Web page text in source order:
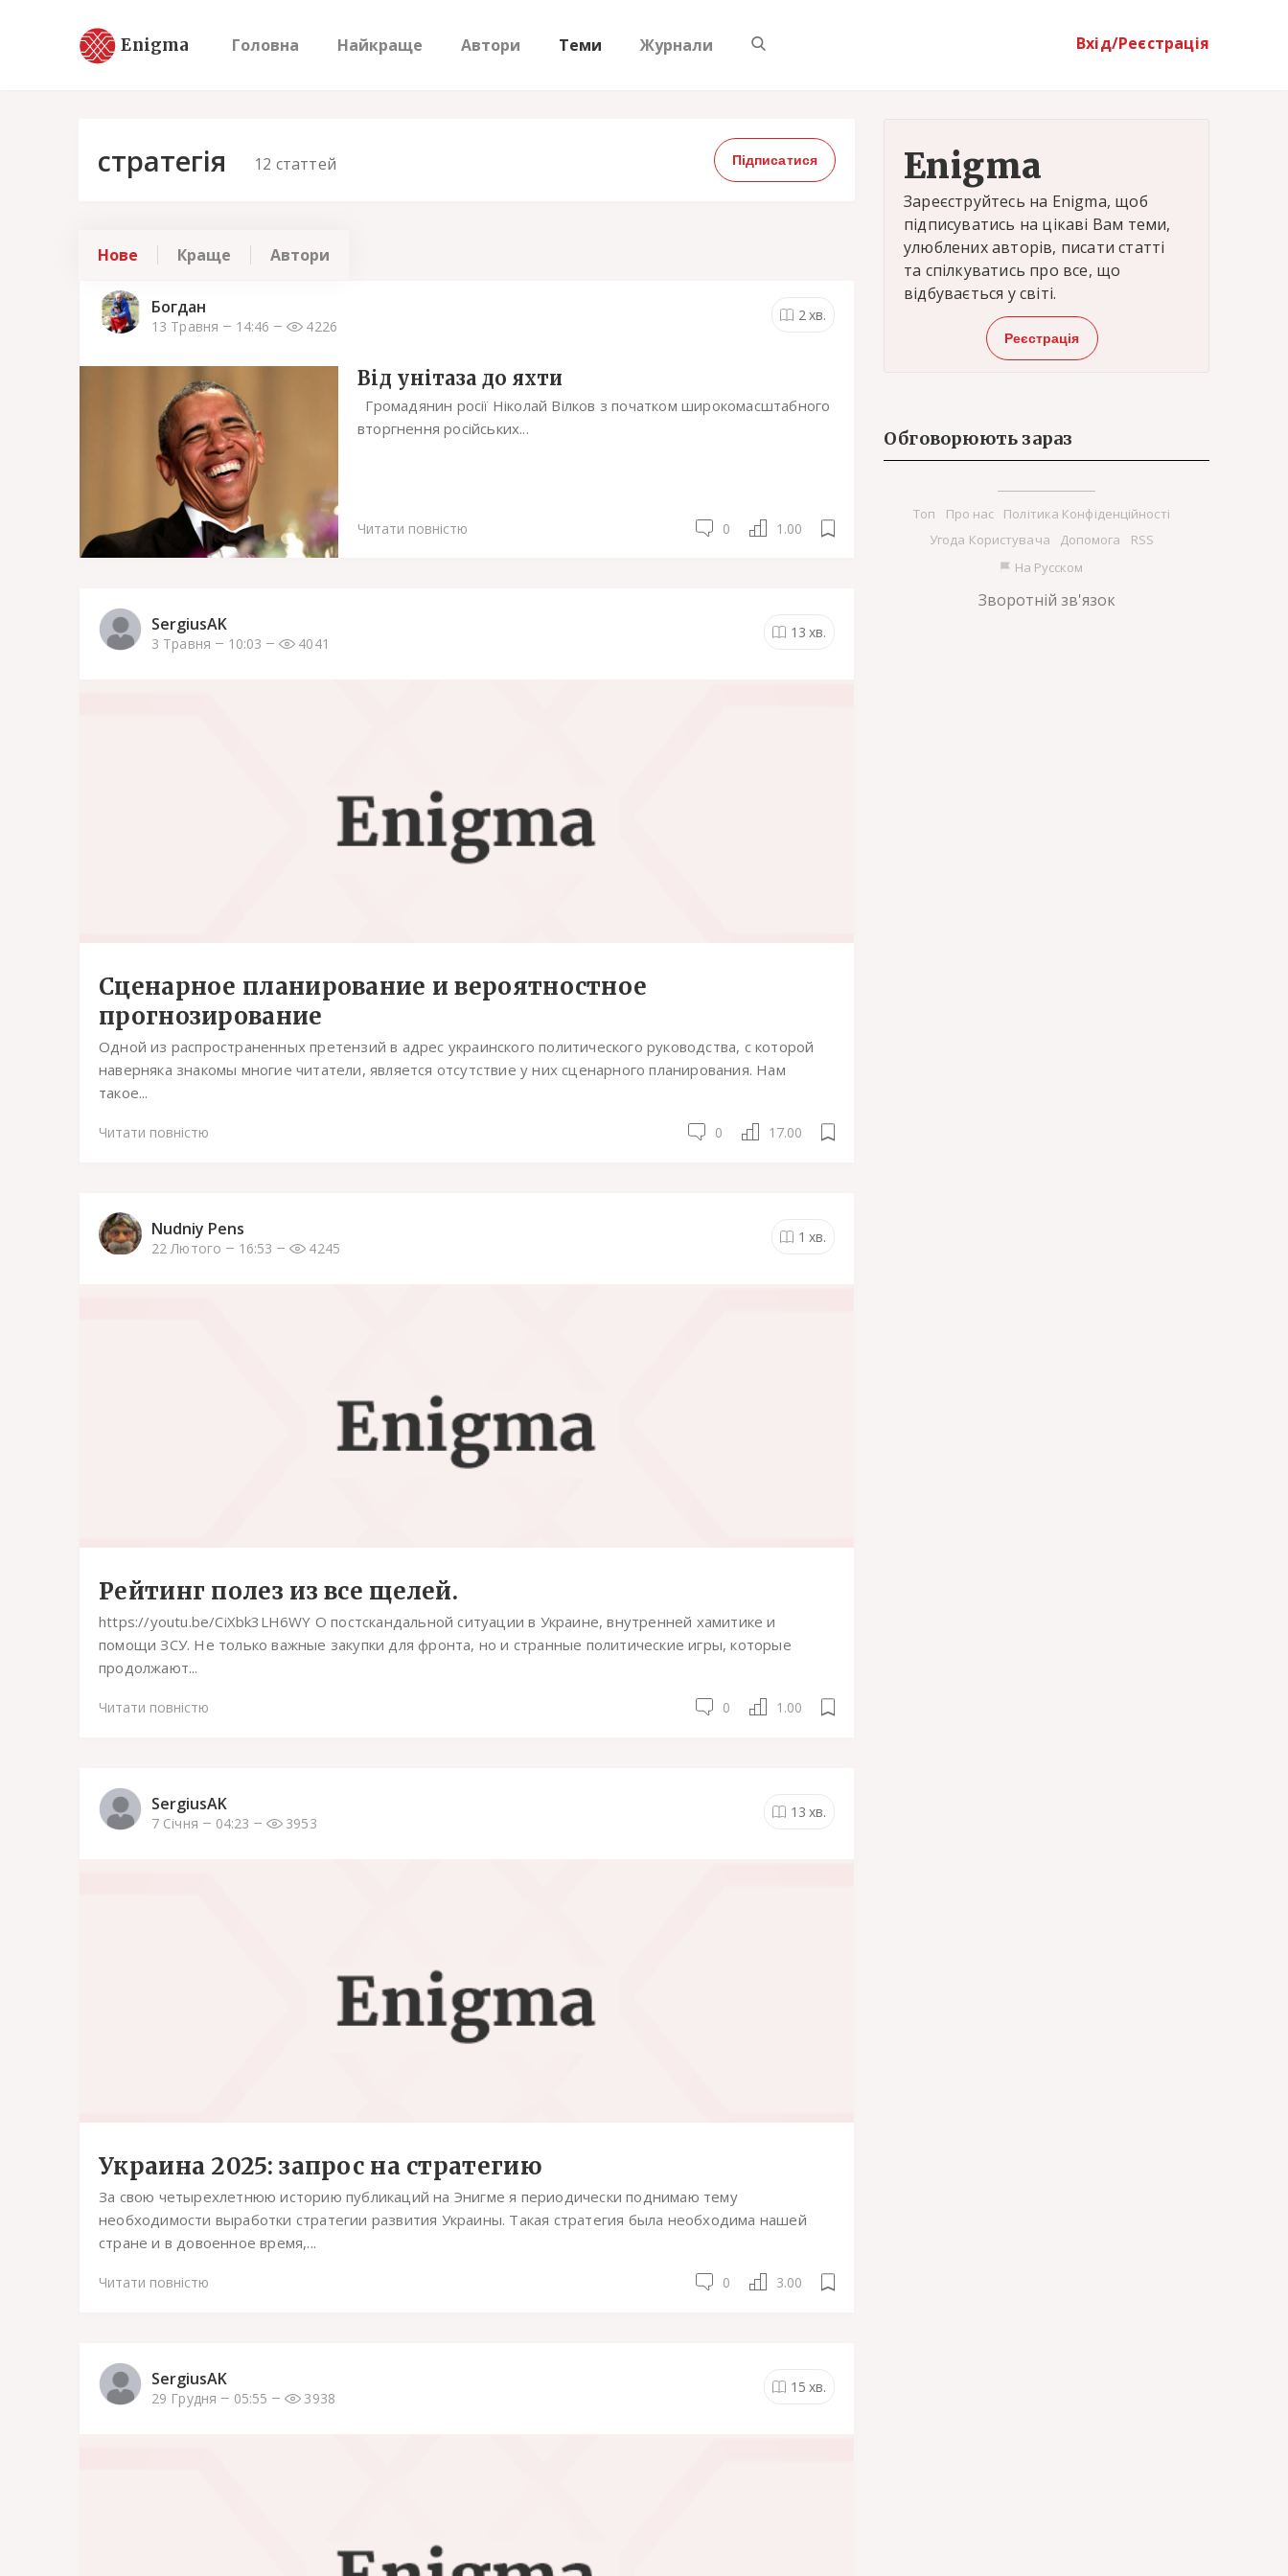
Enigma Головна Найкраще Автори Теми Журнали Вхід/Реєстрація
стратегія 12 статтей Підписатися
Нове Краще Автори
Богдан
13 Травня 14:46 4226
2 хв.
Від унітаза до яхти
Громадянин росії Ніколай Вілков з початком широкомасштабного
вторгнення російських...
Читати повністю 0 1.00
SergiusAK
3 Травня 10:03 4041
13 хв.
Сценарное планирование и вероятностное
прогнозирование
Одной из распространенных претензий в адрес украинского политического руководства, с которой
наверняка знакомы многие читатели, является отсутствие у них сценарного планирования. Нам
такое...
Читати повністю 0 17.00
Nudniy Pens
22 Лютого 16:53 4245
1 хв.
Рейтинг полез из все щелей.
https://youtu.be/CiXbk3LH6WY О постскандальной ситуации в Украине, внутренней хамитике и
помощи ЗСУ. Не только важные закупки для фронта, но и странные политические игры, которые
продолжают...
Читати повністю 0 1.00
SergiusAK
7 Січня 04:23 3953
13 хв.
Украина 2025: запрос на стратегию
За свою четырехлетнюю историю публикаций на Энигме я периодически поднимаю тему
необходимости выработки стратегии развития Украины. Такая стратегия была необходима нашей
стране и в довоенное время,...
Читати повністю 0 3.00
SergiusAK
29 Грудня 05:55 3938
15 хв.
Enigma
Зареєструйтесь на Enigma, щоб
підписуватись на цікаві Вам теми,
улюблених авторів, писати статті
та спілкуватись про все, що
відбувається у світі.
Реєстрація
Обговорюють зараз
Tоп Про нас
Політика Конфіденційності
Угода Користувача
Допомога
RSS
На Русском
Зворотній зв'язок